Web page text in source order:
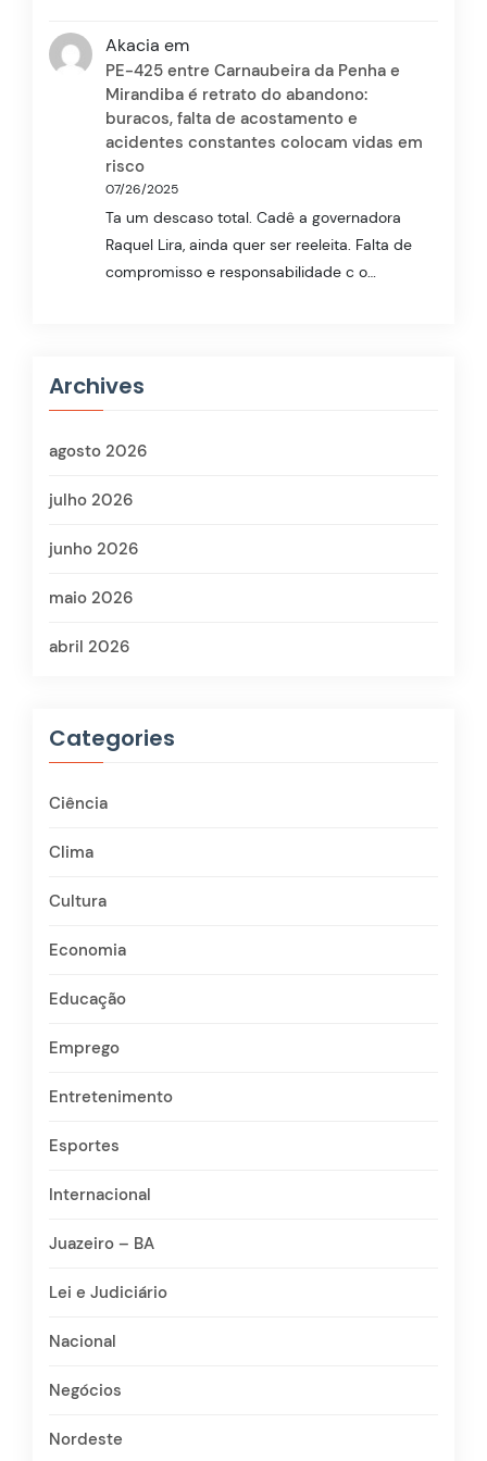
Akacia em
PE-425 entre Carnaubeira da Penha e
Mirandiba é retrato do abandono:
buracos, falta de acostamento e
acidentes constantes colocam vidas em
risco
07/26/2025
Ta um descaso total. Cadê a governadora
Raquel Lira, ainda quer ser reeleita. Falta de
compromisso e responsabilidade c o…
Archives
agosto 2026
julho 2026
junho 2026
maio 2026
abril 2026
Categories
Ciência
Clima
Cultura
Economia
Educação
Emprego
Entretenimento
Esportes
Internacional
Juazeiro – BA
Lei e Judiciário
Nacional
Negócios
Nordeste